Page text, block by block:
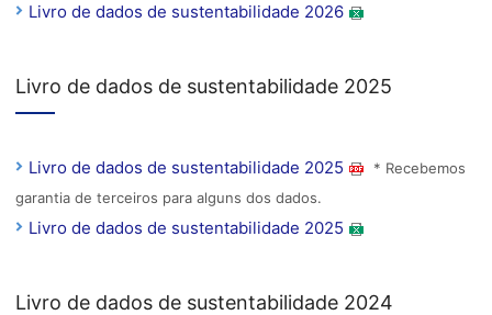
Livro de dados de sustentabilidade 2026
Livro de dados de sustentabilidade 2025
Livro de dados de sustentabilidade 2025
* Recebemos
garantia de terceiros para alguns dos dados.
Livro de dados de sustentabilidade 2025
Livro de dados de sustentabilidade 2024